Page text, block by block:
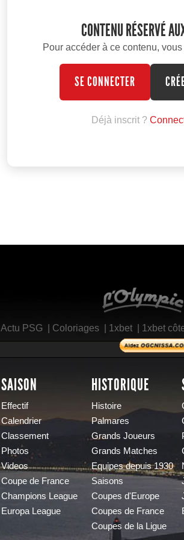
CONTENU RÉSERVÉ
Pour accéder à ce contenu,
SE CONNECTER
Déjà inscrit ?
Actu PSG| Coloriages| 1xbet| 1xbet
SAISON
Effectif
Calendrier
Classement
Photos
Videos
Coupe de France
Champions League
Europa League
HISTORIQUE
Histoire
Palmares
Grands Joueurs
Grands Matches
Equipes depuis 1930
Saisons
Coupes d'Europe
Coupes de France
Coupes de la Ligue